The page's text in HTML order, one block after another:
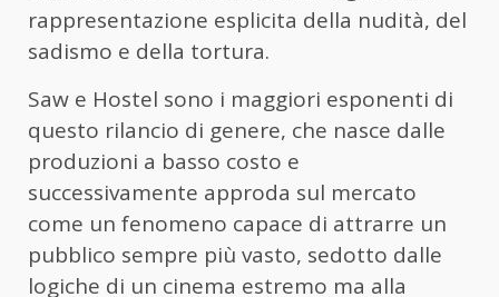
rappresentazione esplicita della nudità, del
sadismo e della tortura.
Saw e Hostel sono i maggiori esponenti di
questo rilancio di genere, che nasce dalle
produzioni a basso costo e
successivamente approda sul mercato
come un fenomeno capace di attrarre un
pubblico sempre più vasto, sedotto dalle
logiche di un cinema estremo ma alla